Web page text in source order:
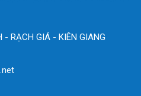
- RẠCH GIÁ - KIÊN GIANG